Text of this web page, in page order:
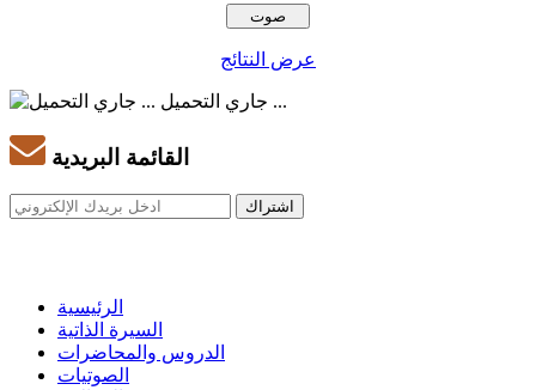
عرض النتائج
جاري التحميل ...
القائمة البريدية
الرئيسية
السيرة الذاتية
الدروس والمحاضرات
الصوتيات